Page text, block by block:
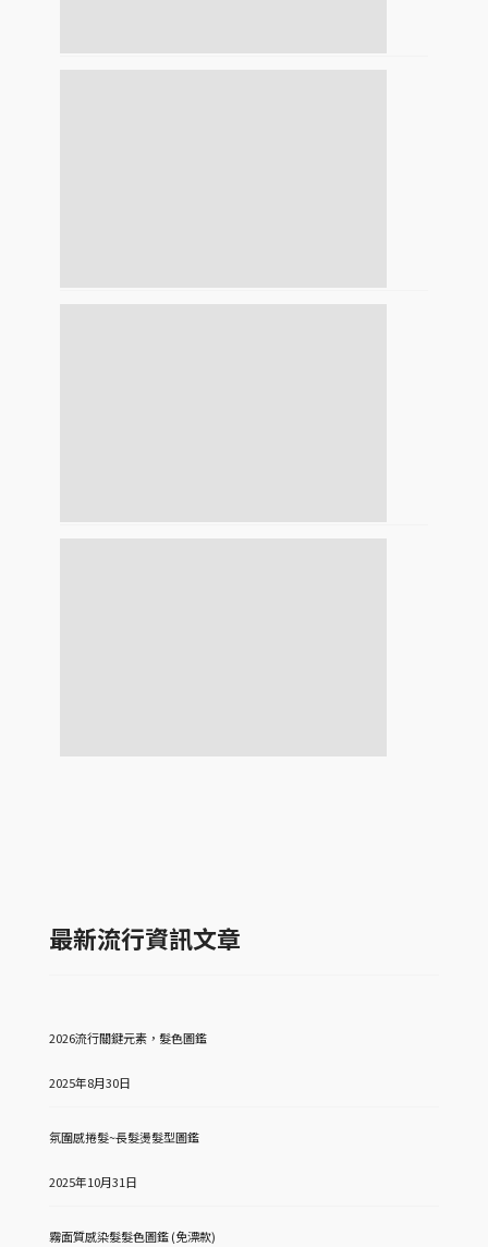
最新流行資訊文章
2026流行關鍵元素，髮色圖鑑
2025年8月30日
氛圍感捲髮~長髮燙髮型圖鑑
2025年10月31日
霧面質感染髮髮色圖鑑 (免漂款)